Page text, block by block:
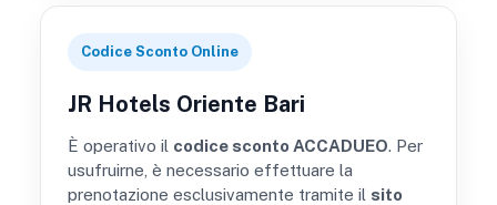
Codice Sconto Online
JR Hotels Oriente Bari
È operativo il codice sconto ACCADUEO. Per
usufruirne, è necessario effettuare la
prenotazione esclusivamente tramite il sito